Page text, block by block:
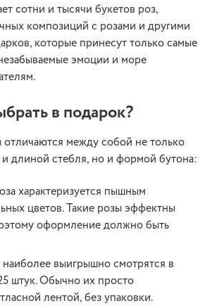
сотни и тысячи букетов роз,
композиций с розами и другими
которые принесут только самые
эмоции и море
в подарок?
отличаются между собой не только
и длиной стебля, но и формой бутона:
характеризуется пышным
цветов. Такие розы эффектны
оформление должно быть
выигрышно смотрятся в
штук. Обычно их просто
лентой, без упаковки.